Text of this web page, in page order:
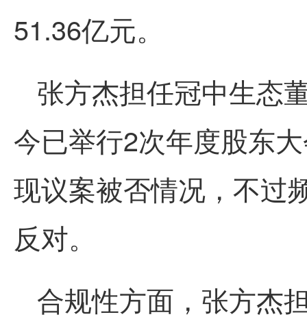
51.36亿元。
张方杰担任冠中生态
今已举行2次年度股东
现议案被否情况，不过
反对。
合规性方面，张方杰